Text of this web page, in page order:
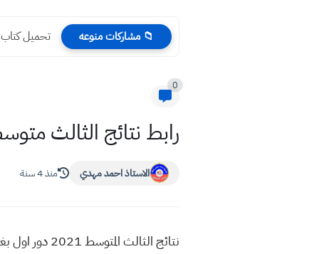
📁 مشاركات منوعه تحميل كتاب
0
رابط نتائج الثالث متوسط 2021 الدور
الاستاذ احمد مهدي منذ 4 سنة
نتائج